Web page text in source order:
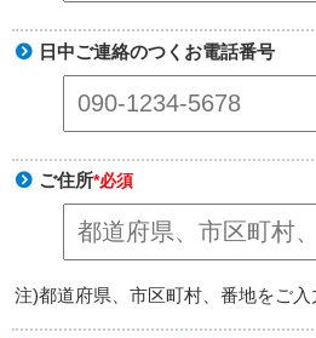
日中ご連絡のつくお電話番号
ご住所*必須
注)都道府県、市区町村、番地をご入